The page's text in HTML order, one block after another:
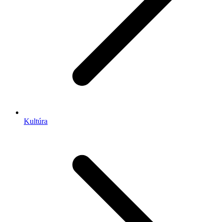
Kultúra